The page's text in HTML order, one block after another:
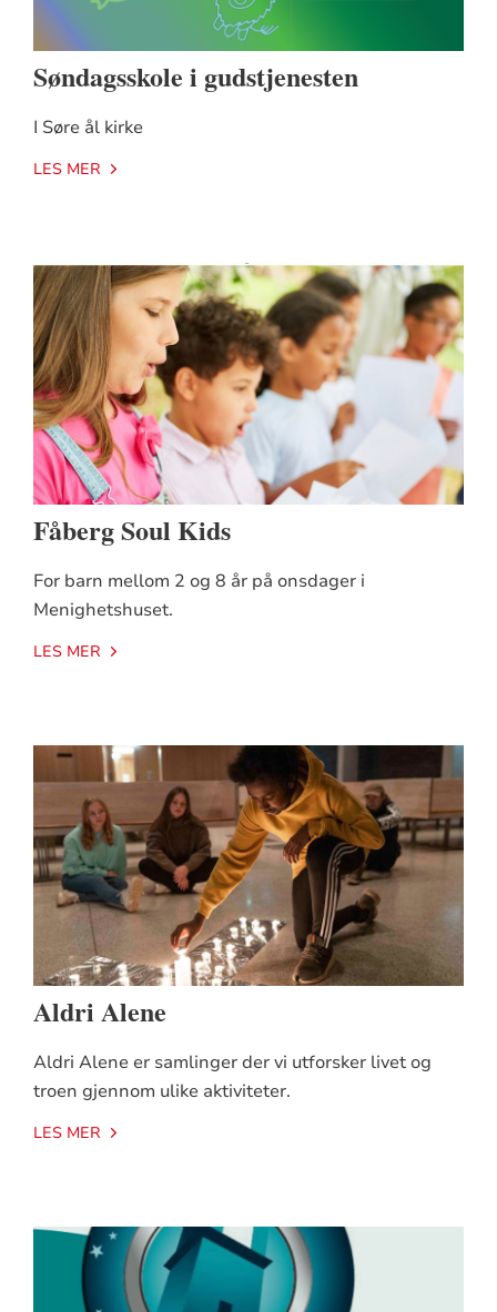
Søndagsskole i gudstjenesten
I Søre ål kirke
LES MER
Fåberg Soul Kids
For barn mellom 2 og 8 år på onsdager i
Menighetshuset.
LES MER
Aldri Alene
Aldri Alene er samlinger der vi utforsker livet og
troen gjennom ulike aktiviteter.
LES MER